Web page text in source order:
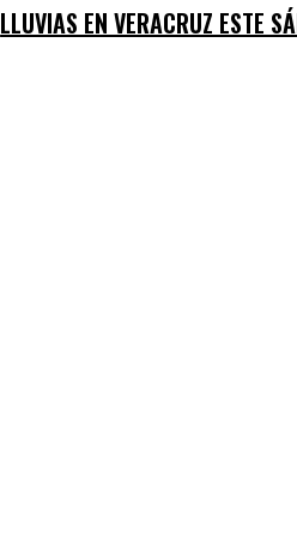
LLUVIAS EN VERACRUZ ESTE